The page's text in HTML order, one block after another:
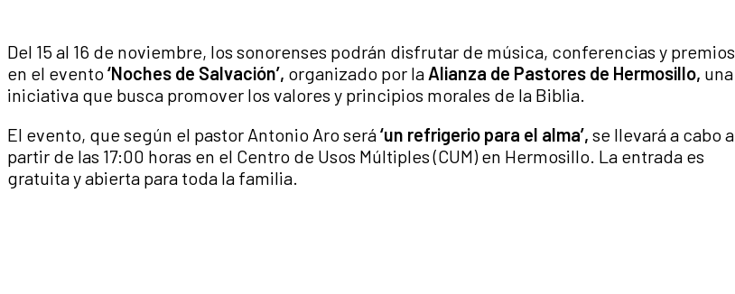
Del 15 al 16 de noviembre, los sonorenses podrán disfrutar de música, conferencias y premios
en el evento ‘Noches de Salvación’, organizado por la Alianza de Pastores de Hermosillo, una
iniciativa que busca promover los valores y principios morales de la Biblia.
El evento, que según el pastor Antonio Aro será‘un refrigerio para el alma’, se llevará a cabo a
partir de las 17:00 horas en el Centro de Usos Múltiples (CUM) en Hermosillo. La entrada es
gratuita y abierta para toda la familia.